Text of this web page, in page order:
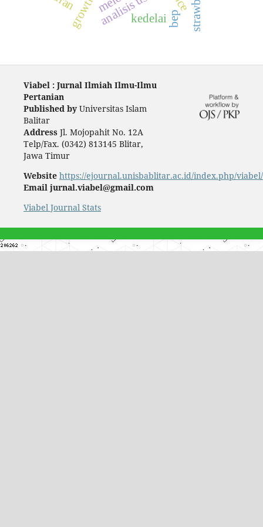
kedelai bep
Viabel : Jurnal Ilmiah Ilmu-Ilmu
Pertanian
Published byUniversitas Islam
Balitar
Address Jl. Mojopahit No. 12A
Telp/Fax. (0342) 813145 Blitar,
Jawa Timur
Website https://ejournal.unisbablitar.ac.id/index.php/
Email jurnal.viabel@gmail.com
Viabel Journal Stats